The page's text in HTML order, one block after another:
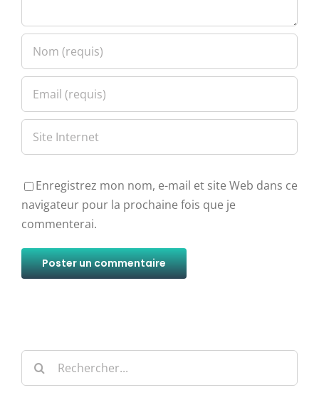
Enregistrez mon nom, e-mail et site Web dans ce
navigateur pour la prochaine fois que je
commenterai.